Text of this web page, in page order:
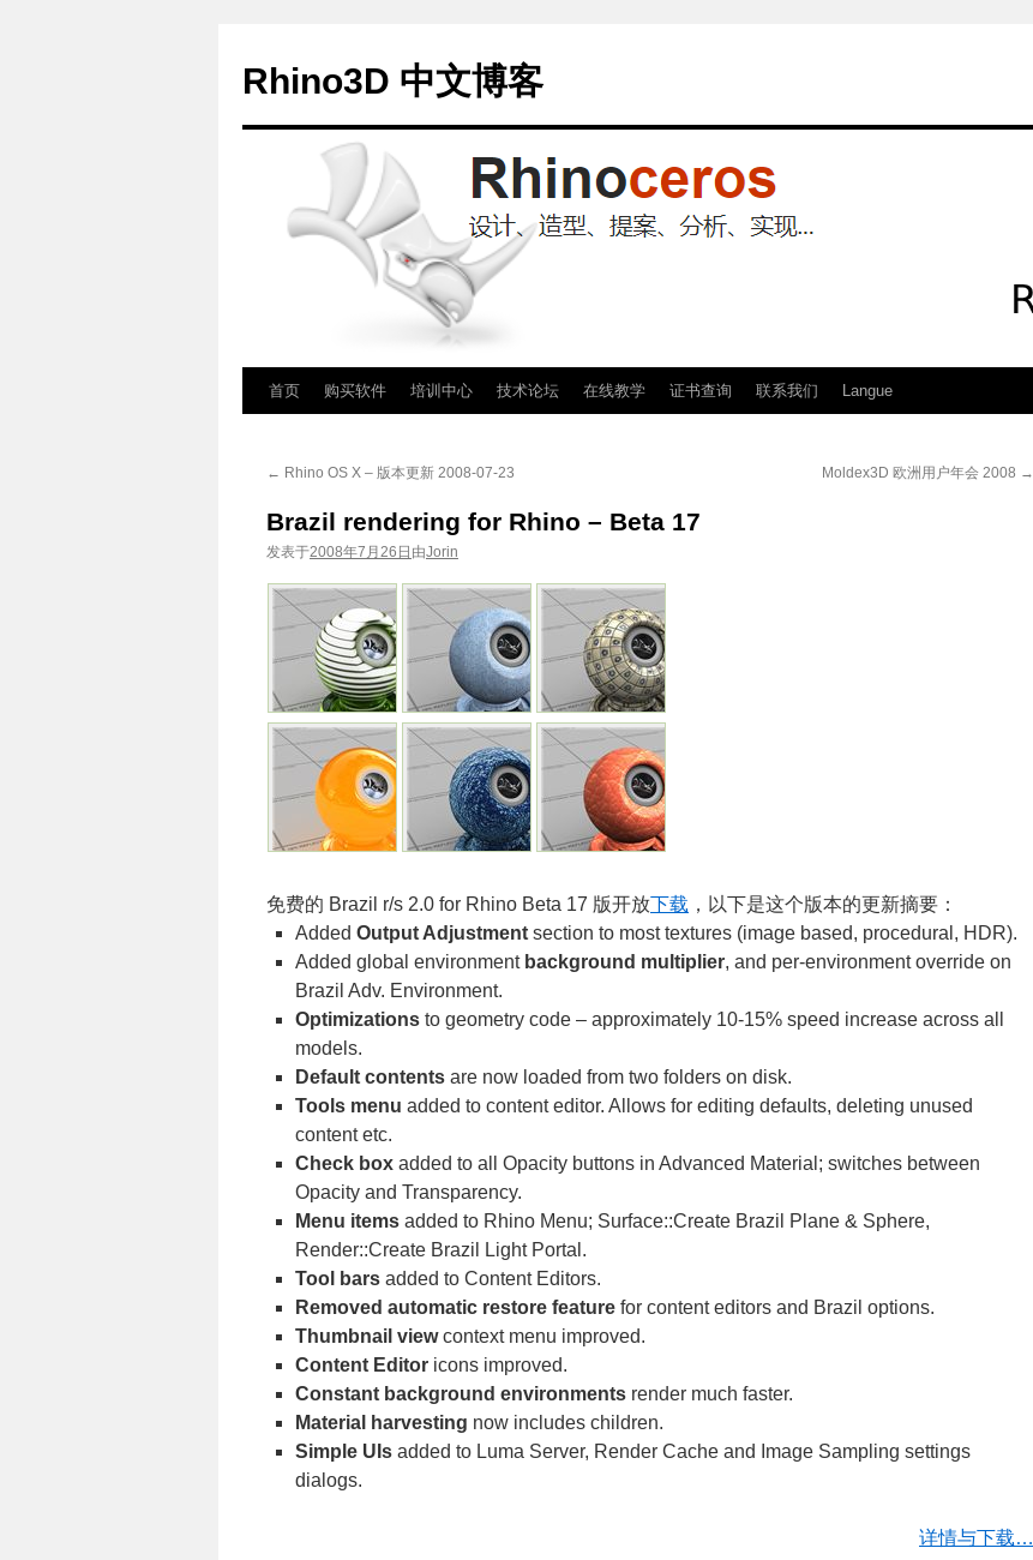
Rhino3D 中文博客
首页 购买软件 培训中心 技术论坛 在线教学 证书查询 联系我们 Langue
← Rhino OS X – 版本更新 2008-07-23 Moldex3D 欧洲用户年会 2008 →
Brazil rendering for Rhino – Beta 17
发表于2008年7月26日 由Jorin
免费的 Brazil r/s 2.0 for Rhino Beta 17 版开放下载 ，以下是这个版本的更新摘要：
Added Output Adjustment section to most textures (image based, procedural, HDR).
Added global environment background multiplier, and per-environment override on
Brazil Adv. Environment.
Optimizations to geometry code – approximately 10-15% speed increase across all
models.
Default contents are now loaded from two folders on disk.
Tools menu added to content editor. Allows for editing defaults, deleting unused
content etc.
Check box added to all Opacity buttons in Advanced Material; switches between
Opacity and Transparency.
Menu items added to Rhino Menu; Surface::Create Brazil Plane & Sphere,
Render::Create Brazil Light Portal.
Tool bars added to Content Editors.
Removed automatic restore feature for content editors and Brazil options.
Thumbnail viewcontext menu improved.
Content Editor icons improved.
Constant background environments render much faster.
Material harvesting now includes children.
Simple UIs added to Luma Server, Render Cache and Image Sampling settings
dialogs.
详情与下载…